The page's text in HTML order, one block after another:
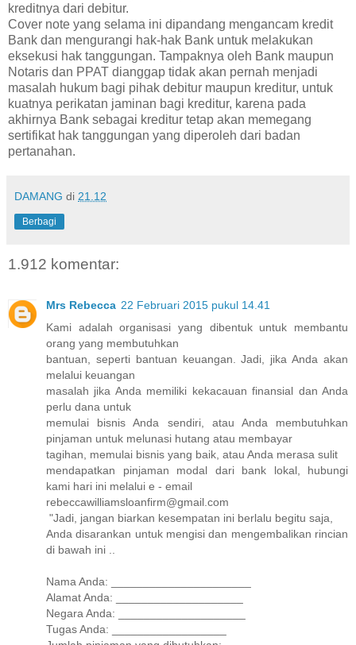
kreditnya dari debitur.
Cover note yang selama ini dipandang mengancam kredit
Bank dan mengurangi hak-hak Bank untuk melakukan
eksekusi hak tanggungan. Tampaknya oleh Bank maupun
Notaris dan PPAT dianggap tidak akan pernah menjadi
masalah hukum bagi pihak debitur maupun kreditur, untuk
kuatnya perikatan jaminan bagi kreditur, karena pada
akhirnya Bank sebagai kreditur tetap akan memegang
sertifikat hak tanggungan yang diperoleh dari badan
pertanahan.
DAMANG di 21.12
Berbagi
1.912 komentar:
Mrs Rebecca 22 Februari 2015 pukul 14.41
Kami adalah organisasi yang dibentuk untuk membantu
orang yang membutuhkan
bantuan, seperti bantuan keuangan. Jadi, jika Anda akan
melalui keuangan
masalah jika Anda memiliki kekacauan finansial dan Anda
perlu dana untuk
memulai bisnis Anda sendiri, atau Anda membutuhkan
pinjaman untuk melunasi hutang atau membayar
tagihan, memulai bisnis yang baik, atau Anda merasa sulit
mendapatkan pinjaman modal dari bank lokal, hubungi
kami hari ini melalui e - email
rebeccawilliamsloanfirm@gmail.com
"Jadi, jangan biarkan kesempatan ini berlalu begitu saja,
Anda disarankan untuk mengisi dan mengembalikan rincian
di bawah ini ..
Nama Anda: ______________________
Alamat Anda: ____________________
Negara Anda: ____________________
Tugas Anda: __________________